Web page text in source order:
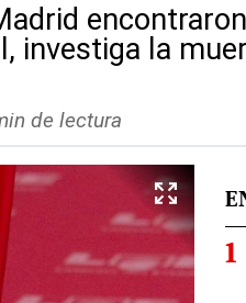
investiga la
de lectura